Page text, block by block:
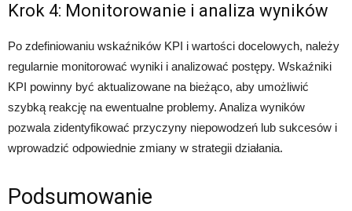
Krok 4: Monitorowanie i analiza wyników
Po zdefiniowaniu wskaźników KPI i wartości docelowych, należy
regularnie monitorować wyniki i analizować postępy. Wskaźniki
KPI powinny być aktualizowane na bieżąco, aby umożliwić
szybką reakcję na ewentualne problemy. Analiza wyników
pozwala zidentyfikować przyczyny niepowodzeń lub sukcesów i
wprowadzić odpowiednie zmiany w strategii działania.
Podsumowanie